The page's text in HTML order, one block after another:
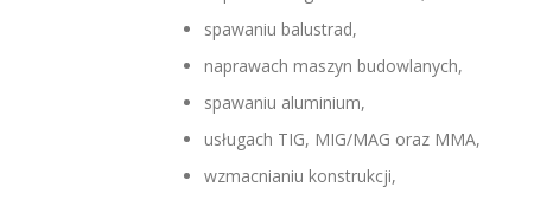
spawaniu balustrad,
naprawach maszyn budowlanych,
spawaniu aluminium,
usługach TIG, MIG/MAG oraz MMA,
wzmacnianiu konstrukcji,